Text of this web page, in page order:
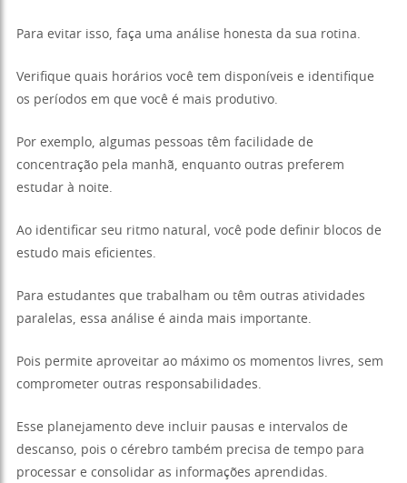
Para evitar isso, faça uma análise honesta da sua rotina.
Verifique quais horários você tem disponíveis e identifique
os períodos em que você é mais produtivo.
Por exemplo, algumas pessoas têm facilidade de
concentração pela manhã, enquanto outras preferem
estudar à noite.
Ao identificar seu ritmo natural, você pode definir blocos de
estudo mais eficientes.
Para estudantes que trabalham ou têm outras atividades
paralelas, essa análise é ainda mais importante.
Pois permite aproveitar ao máximo os momentos livres, sem
comprometer outras responsabilidades.
Esse planejamento deve incluir pausas e intervalos de
descanso, pois o cérebro também precisa de tempo para
processar e consolidar as informações aprendidas.